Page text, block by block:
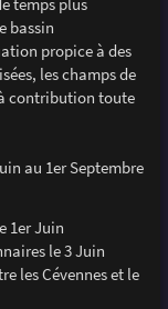
bassin
propice à des
les champs de
contribution toute
au 1er Septembre
1er Juin
le 3 Juin
les Cévennes et le